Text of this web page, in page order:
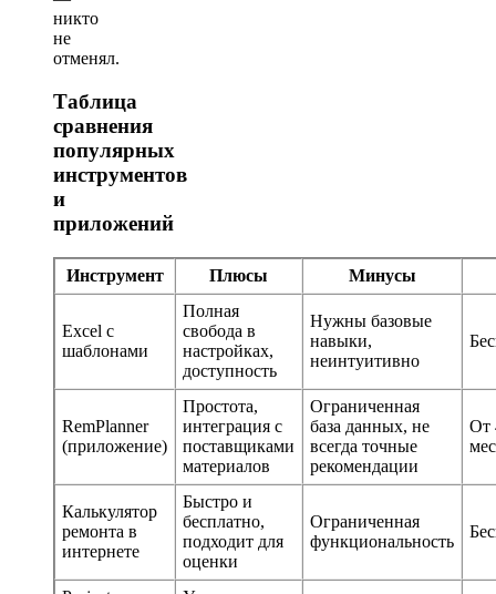
никто
не
отменял.
Таблица
сравнения
популярных
инструментов
и
приложений
Инструмент Плюсы Минусы
Excel с
шаблонами
Полная
свобода в
настройках,
доступность
Нужны базовые
навыки,
неинтуитивно
RemPlanner
(приложение)
Простота,
интеграция с
поставщиками
материалов
Ограниченная
база данных, не
всегда точные
рекомендации
От
мес
Калькулятор
ремонта в
интернете
Быстро и
бесплатно,
подходит для
оценки
Ограниченная
функциональность